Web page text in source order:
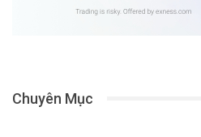
Chuyên Mục